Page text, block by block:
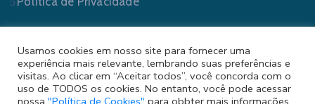
Usamos cookies em nosso site para fornecer uma
experiência mais relevante, lembrando suas preferências e
visitas. Ao clicar em “Aceitar todos”, você concorda com o
uso de TODOS os cookies. No entanto, você pode acessar
nossa "Política de Cookies" para obbter mais informações.